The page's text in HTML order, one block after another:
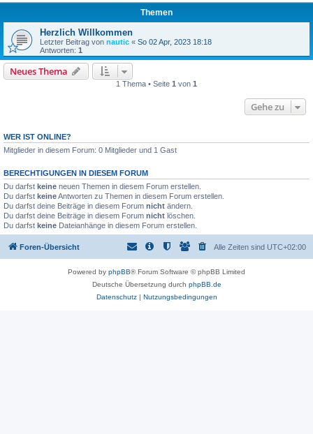
Themen
Herzlich Willkommen
Letzter Beitrag von nautic « So 02 Apr, 2023 18:18
Antworten: 1
Neues Thema
1 Thema • Seite 1 von 1
Gehe zu
WER IST ONLINE?
Mitglieder in diesem Forum: 0 Mitglieder und 1 Gast
BERECHTIGUNGEN IN DIESEM FORUM
Du darfst keine neuen Themen in diesem Forum erstellen.
Du darfst keineAntworten zu Themen in diesem Forum erstellen.
Du darfst deine Beiträge in diesem Forum nicht ändern.
Du darfst deine Beiträge in diesem Forum nicht löschen.
Du darfst keine Dateianhänge in diesem Forum erstellen.
Foren-Übersicht Alle Zeiten sind UTC+02:00
Powered by phpBB® Forum Software © phpBB Limited
Deutsche Übersetzung durch phpBB.de
Datenschutz| Nutzungsbedingungen